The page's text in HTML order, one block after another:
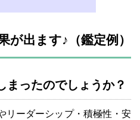
が出ます♪（鑑定例）
まったのでしょうか？
リーダーシップ・積極性・安